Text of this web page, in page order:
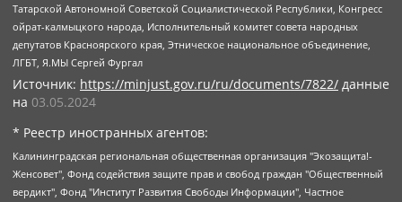
Татарской Автономной Советской Социалистической Республики, Конгресс
ойрат-калмыцкого народа, Исполнительный комитет совета народных
депутатов Красноярского края, Этническое национальное объединение,
ЛГБТ, Я.МЫ Сергей Фургал
Источник: https://minjust.gov.ru/ru/documents/7822/ данные
на 03.05.2024
* Реестр иностранных агентов:
Калининградская региональная общественная организация "Экозащита!-Женсовет", Фонд содействия защите прав и свобод граждан "Общественный вердикт", Фонд "Институт Развития Свободы Информации", Частное учреждение "Информационное агентство МЕМО. РУ", Региональная общественная организация "Общественная комиссия по сохранению наследия академика Сахарова", Фонд поддержки свободы прессы, Санкт-Петербургская общественная правозащитная организация "Гражданский контроль", Межрегиональная общественная организация "Информационно-просветительский центр "Мемориал", Региональный Фонд "Центр Защиты Прав Средств Массовой Информации", с 05.12.2023 Фонд "Центр Защиты Прав Средств массовой информации", Региональная общественная благотворительная организация помощи беженцам и мигрантам "Гражданское содействие", Негосударственное образовательное учреждение дополнительного профессионального образования (повышение квалификации) специалистов "АКАДЕМИЯ ПО ПРАВАМ ЧЕЛОВЕКА", Свердловская региональная общественная организация "Сутяжник", Автономная некоммерческая организация "Центр независимых социологических исследований", Союз общественных объединений "Российский исследовательский центр по правам человека", Региональное общественное учреждение научно-информационный центр "МЕМОРИАЛ", Некоммерческая организация "Фонд защиты гласности", Автономная некоммерческая организация "Институт прав человека", Городская общественная организация "Екатеринбургское общество "МЕМОРИАЛ", Городская общественная организация "Рязанское историко-просветительское и правозащитное общество "Мемориал" (Рязанский Мемориал), Челябинский региональный орган общественной самодеятельности – женское общественное объединение "Женщины Евразии", Челябинский региональный орган общественной самодеятельности "Уральская правозащитная группа", Фонд содействия защите здоровья и социальной справедливости имени Андрея Рылькова, Автономная Некоммерческая Организация "Аналитический Центр Юрия Левады", Автономная некоммерческая организация социальной поддержки населения "Проект Апрель", Региональная общественная организация помощи женщинам и детям, находящимся в кризисной ситуации "Информационно-методический центр "Анна", Фонд содействия развитию массовых коммуникаций и правовому просвещению "Так-так-Так", Фонд содействия устойчивому развитию "Серебряная тайга", Свердловский региональный общественный фонд социальных проектов "Новое время", "Idel.Реалии", Кавказ.Реалии, Крым.Реалии, Телеканал Настоящее Время, Татаро-башкирская служба Радио Свобода (Azatliq Radiosi), Радио Свободная Европа/Радио Свобода (PCE/PC), "Сибирь.Реалии", "Фактограф", Благотворительный фонд помощи осужденным и их семьям, Автономная некоммерческая организация "Институт глобализации и социальных движений", Фонд "В защиту прав заключенных", Частное учреждение "Центр поддержки и содействия развитию средств массовой информации", Пензенский региональный общественный благотворительный фонд "Гражданский союз", "Север.Реалии", Некоммерческая организация Фонд "Правовая инициатива", Общество с ограниченной ответственностью "Радио Свободная Европа/Радио Свобода", Чешское информационное агентство "MEDIUM-ORIENT", Красноярская региональная общественная организация "Мы против СПИДа", Камалягин Денис Николаевич, Маркелов Сергей Евгеньевич, Пономарев Лев Александрович, Савицкая Людмила Алексеевна, Автономная некоммерческая организация "Центр по работе с проблемой насилия "НАСИЛИЮ.НЕТ", Межрегиональный профессиональный союз работников здравоохранения "Альянс врачей", Юридическое лицо, зарегистрированное в Латвийской Республике, SIA "Medusa Project" (регистрационный номер 40103797863, дата регистрации 10.06.2014), Некоммерческая организация "Фонд по борьбе с коррупцией", Автономная некоммерческая организация "Институт права и публичной политики", Баданин Роман Сергеевич, Гликин Максим Александрович, Железнова Мария Михайловна, Лукьянова Юлия Сергеевна, Маетная Елизавета Витальевна, Маняхин Петр Борисович, Чуракова Ольга Владимировна, Ярош Юлия Петровна, Юридическое лицо "The Insider SIA", зарегистрированное в Риге, Латвийская Республика (дата регистрации 26.06.2015), являющееся администратором доменного имени интернет-издания "The Insider SIA", https://theins.ru, Постернак Алексей Евгеньевич, Рубин Михаил Аркадьевич, Анин Роман Александрович, Юридическое лицо Istories fonds, зарегистрированное в Латвийской Республике (регистрационный номер 50008295751, дата регистрации 24.02.2020), Великовский Дмитрий Александрович, Долинина Ирина Николаевна, Мароховская Алеся Алексеевна, Шлейнов Роман Юрьевич, Шмагун Олеся Валентиновна, Общество с ограниченной ответственностью "Альтаир 2021", Общество с ограниченной ответственностью "Вега 2021", Общество с ограниченной ответственностью "Главный редактор 2021", Общество с ограниченной ответственностью "Ромашки монолит", Важенков Артем Валерьевич, Ивановская областная общественная организация "Центр гендерных исследований", Гурман Юрий Альбертович, Медиапроект "ОВД-Инфо", Егоров Владимир Владимирович, Жилинский Владимир Александрович, Общество с ограниченной ответственностью "ЗП", Иванова София Юрьевна, Карезина Инна Павловна, Кильтау Екатерина Викторовна, Петров Алексей Викторович, Пискунов Сергей Евгеньевич, Смирнов Сергей Сергеевич, Тихонов Михаил Сергеевич, Общество с ограниченной ответственностью "ЖУРНАЛИСТ-ИНОСТРАННЫЙ АГЕНТ", Арапова Галина Юрьевна, Вольтская Татьяна Анатольевна, Американская компания "Mason G.E.S. Anonymous Foundation" (США), являющаяся владельцем интернет-издания https://mnews.world/, Компания "Stichting Bellingcat", зарегистрированная в Нидерландах (дата регистрации 11.07.2018), Захаров Андрей Вячеславович, Клепиковская Екатерина Дмитриевна, Общество с ограниченной ответственностью "МЕМО", Перл Роман Александрович, Симонов Евгений Алексеевич, Соловьева Елена Анатольевна, Сотников Даниил Владимирович, Сурначева Елизавета Дмитриевна, Автономная некоммерческая организация по защите прав человека и информированию населения "Якутия – Наше Мнение", Общество с ограниченной ответственностью "Москоу диджитал медиа", с 26.01.2023 Общество с ограниченной ответственностью "Чайка Белые сады", Ветошкина Валерия Валерьевна, Заговора Максим Александрович, Межрегиональное общественное движение "Российская ЛГБТ - сеть", Оленичев Максим Владимирович, Павлов Иван Юрьевич, Скворцова Елена Сергеевна, Общество с ограниченной ответственностью "Как бы инагент", Кочетков Игорь Викторович, Общество с ограниченной ответственностью "Честные выборы", Еланчик Олег Александрович, Общество с ограниченной ответственностью "Нобелевский призыв", Гималова Регина Эмилевна, Григорьев Андрей Валерьевич, Григорьева Алина Александровна, Ассоциация по содействию защите прав призывников, альтернативнослужащих и военнослужащих "Правозащитная группа "Гражданин.Армия.Право", Хисамова Регина Фаритовна, Автономная некоммерческая организация по реализации социально-правовых программ "Лилит", Дальневосточное общественное движение "Маяк", Санкт-Петербургская ЛГБТ-инициативная группа "Выход", Инициативная группа ЛГБТ+ "Реверс", Алексеев Андрей Викторович, Бекбулатова Таисия Львовна, Беляев Иван Михайлович, Владыкина Елена Сергеевна, Гельман Марат Александрович, Никульшина Вероника Юрьевна, Толоконникова Надежда Андреевна, Шендерович Виктор Анатольевич, Общество с ограниченной ответственностью "Данное сообщение", Общество с ограниченной ответственностью Издательский дом "Новая глава", Айнбиндер Александра Александровна, Московский комьюнити-центр для ЛГБТ+инициатив, Благотворительный фонд развития филантропии, Deutsche Welle (Германия, Kurt-Schumacher-Strasse 3, 53113 Bonn), Борзунова Мария Михайловна, Воробьев Виктор Викторович, Голубева Анна Львовна, Константинова Алла Михайловна, Малкова Ирина Владимировна, Мурадов Мурад Абдулгалимович, Осетинская Елизавета Николаевна, Понасенков Евгений Николаевич, Ганапольский Матвей Юрьевич, Киселев Евгений Алексеевич, Борухович Ирина Григорьевна, Дремин Иван Тимофеевич, Дубровский Дмитрий Викторович, Красноярская региональная общественная организация поддержки и развития альтернативных образовательных технологий и межкультурных коммуникаций "ИНТЕРРА", Маяковская Екатерина Алексеевна, Фейгин Марк Захарович, Филимонов Андрей Викторович, Дзугкоева Регина Николаевна, Доброхотов Роман Александрович, Дудь Юрий Александрович, Елкин Сергей Владимирович, Кругликов Кирилл Игоревич, Сабунаева Мария Леонидовна, Семенов Алексей Владимирович, Шаинян Карен Багратович, Шульман Екатерина Михайловна, Асафьев Артур Валерьевич, Вахштайн Виктор Семенович, Венедиктов Алексей Алексеевич, Лушникова Екатерина Евгеньевна, Волков Леонид Михайлович, Невзоров Александр Глебович, Пархоменко Сергей Борисович, Сироткин Ярослав Николаевич, Кара-Мурза Владимир Владимирович, Баранова Наталья Владимировна, Гозман Леонид Яковлевич, Кагарлицкий Борис Юльевич, Климарев Михаил Валерьевич, Милов Владимир Станиславович, Автономная некоммерческая организация Краснодарский центр современного искусства "Типография", Моргенштерн Алишер Тагирович, Соболь Любовь Эдуардовна, Общество с ограниченной ответственностью "ЛИЗА НОРМ", Каспаров Гарри Кимович, Ходорковский Михаил Борисович, Общество с ограниченной ответственностью "Апрельские тезисы", Данилович Ирина Брониславовна, Кашин Олег Владимирович, Петров Николай Владимирович, Пивоваров Алексей Владимирович, Соколов Михаил Владимирович, Цветкова Юлия Владимировна, Чичваркин Евгений Александрович, Комитет против пыток/Команда против пыток, Общество с ограниченной ответственностью "Первый научный", Общество с ограниченной ответственностью "Вертолет и ко", Белоцерковская Вероника Борисовна, Кац Максим Евгеньевич, Лазарева Татьяна Юрьевна, Шаведдинов Руслан Табризович, Яшин Илья Валерьевич, Общество с ограниченной ответственностью "Иноагент ААВ", Алешковский Дмитрий Петрович, Альбац Евгения Марковна, Быков Дмитрий Львович, Галямина Юлия Евгеньевна, Лойко Сергей Леонидович, Мартынов Кирилл Константинович, Медведев Сергей Александрович, Крашенинников Федор Геннадиевич, Гордеева Катерина Вл